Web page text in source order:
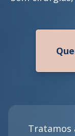
Tratamos